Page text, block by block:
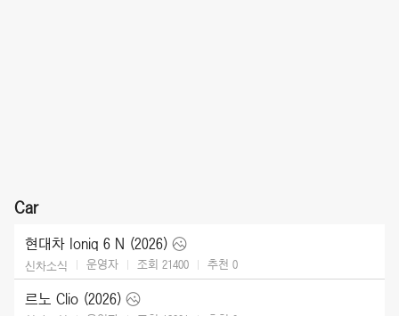
Car
현대차 Ioniq 6 N (2026)
신차소식 운영자 조회 21400 추천 0
르노 Clio (2026)